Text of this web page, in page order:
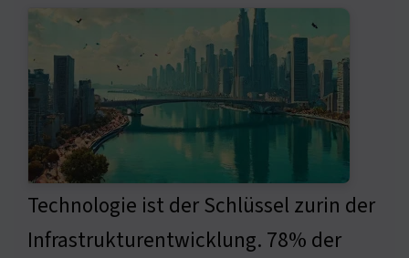
Technologie ist der Schlüssel zurin der
Infrastrukturentwicklung. 78% der